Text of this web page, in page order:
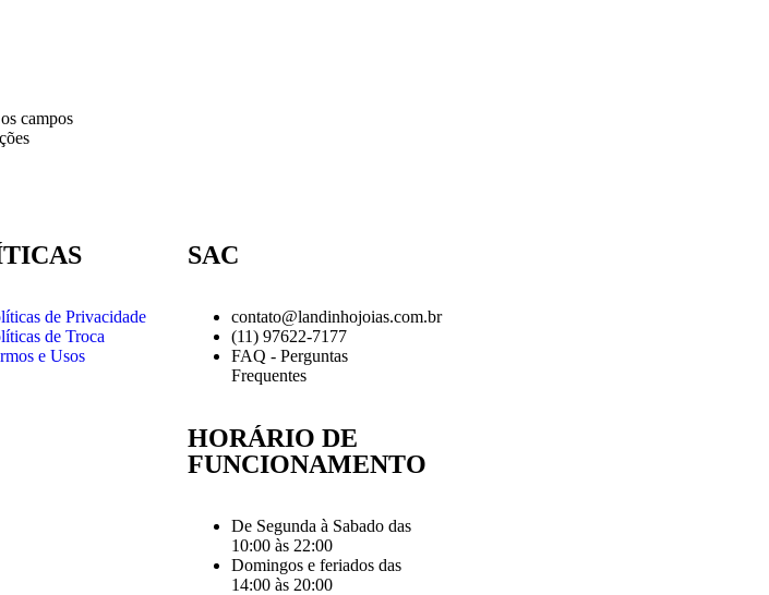
campos
de Privacidade
de Troca
e Usos
SAC
contato@landinhojoias.com.br
(11) 97622-7177
FAQ - Perguntas
Frequentes
HORÁRIO DE
FUNCIONAMENTO
De Segunda à Sabado das
10:00 às 22:00
Domingos e feriados das
14:00 às 20:00